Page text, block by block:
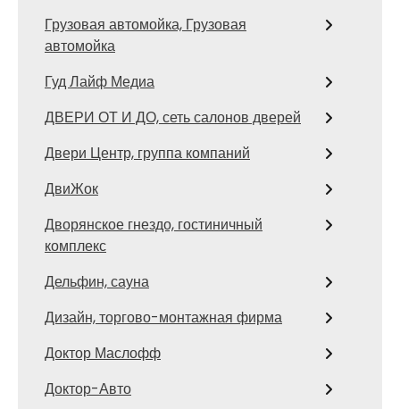
Грузовая автомойка, Грузовая
автомойка
Гуд Лайф Медиа
ДВЕРИ ОТ И ДО, сеть салонов дверей
Двери Центр, группа компаний
ДвиЖок
Дворянское гнездо, гостиничный
комплекс
Дельфин, сауна
Дизайн, торгово-монтажная фирма
Доктор Маслофф
Доктор-Авто